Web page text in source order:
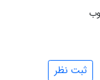
ثبت نظر